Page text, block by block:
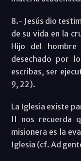
8.- Jesús dio
de su vida en la
Hijo del
desechado por
escribas, ser
9, 22).
La Iglesia existe
II nos recuerda
misionera es la
Iglesia (cf. Ad